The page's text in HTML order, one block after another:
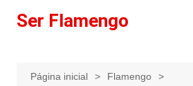
paraSer Flamengo
Página inicial
Flamengo